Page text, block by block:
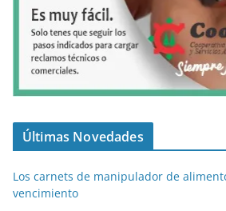
Últimas Novedades
Los carnets de manipulador de
vencimiento